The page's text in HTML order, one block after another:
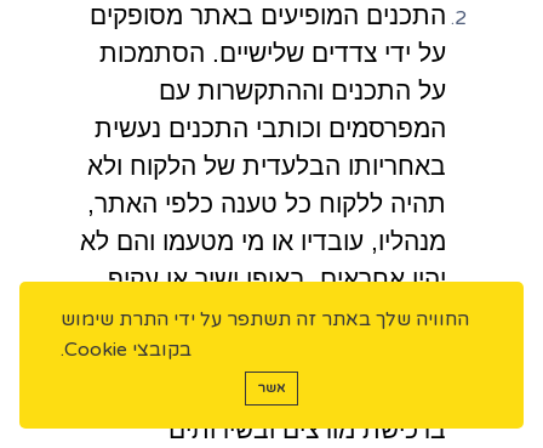
התכנים המופיעים באתר מסופקים
על ידי צדדים שלישיים. הסתמכות
על התכנים וההתקשרות עם
המפרסמים וכותבי התכנים נעשית
באחריותו הבלעדית של הלקוח ולא
תהיה ללקוח כל טענה כלפי האתר,
מנהליו, עובדיו או מי מטעמו והם לא
יהיו אחראים, באופן ישיר או עקיף,
לכל נזק לרבות, לגוף, לרכוש או לכל
נזק אחר או לכל הפסד אחר, אשר
יגרם כתוצאה משימוש בתכנים,
ברכישת מורצים ובשירותים
החוויה שלך באתר זה תשתפר על ידי התרת שימוש
בקובצי Cookie.
אשר